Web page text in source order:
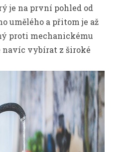
je na první pohled od
umělého a přitom je až
proti mechanickému
navíc vybírat z široké